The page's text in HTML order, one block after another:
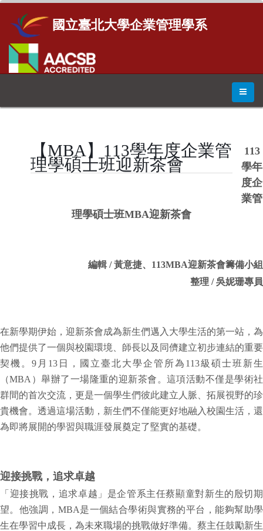
國立臺北大學企業管理學系
【MBA】113學年度企業管
理學碩士班迎新茶會
113
學年
度企
業管
理學碩士班MBA迎新茶會
編輯 / 黃意捷、113MBA迎新茶會籌備小組
整理 / 吳妮珊專員
在新學期伊始，迎新茶會成為新生們邁入大學生活的第一站，為
他們提供了一個與校園環境、師長以及同儕建立初步連結的重要
契機。9月13日，國立臺北大學企管所為113級碩士班新生
（MBA）舉辦了一場隆重的迎新茶會。這項活動不僅是學術社
群間的首次交流，更是一個學生們彼此建立人脈、拓展視野的珍
貴機會。透過這場活動，新生們不僅能更好地融入校園生活，還
為即將展開的學習與職涯發展奠定了堅實的基礎。
迎接挑戰，追求卓越
「迎接挑戰，追求卓越」是企管系主任蔡顯童對新生的殷切期
望。他強調，MBA是一個結合學術與實務的平台，能夠幫助學
生在學習中成長，為未來職場的挑戰做好準備。蔡主任鼓勵新生